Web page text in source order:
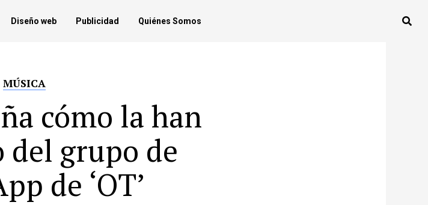
Diseño web Publicidad Quiénes Somos
MÚSICA
cómo la han
grupo de
de ‘OT’